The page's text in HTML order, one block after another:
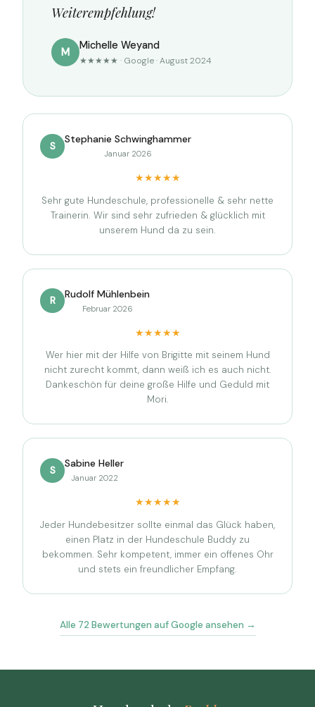
Weiterempfehlung!
M
Michelle Weyand
★★★★★ · Google · August 2024
S
Stephanie Schwinghammer
Januar 2026
★★★★★
Sehr gute Hundeschule, professionelle & sehr nette
Trainerin. Wir sind sehr zufrieden & glücklich mit
unserem Hund da zu sein.
R
Rudolf Mühlenbein
Februar 2026
★★★★★
Wer hier mit der Hilfe von Brigitte mit seinem Hund
nicht zurecht kommt, dann weiß ich es auch nicht.
Dankeschön für deine große Hilfe und Geduld mit
Mori.
S
Sabine Heller
Januar 2022
★★★★★
Jeder Hundebesitzer sollte einmal das Glück haben,
einen Platz in der Hundeschule Buddy zu
bekommen. Sehr kompetent, immer ein offenes Ohr
und stets ein freundlicher Empfang.
Alle 72 Bewertungen auf Google ansehen →